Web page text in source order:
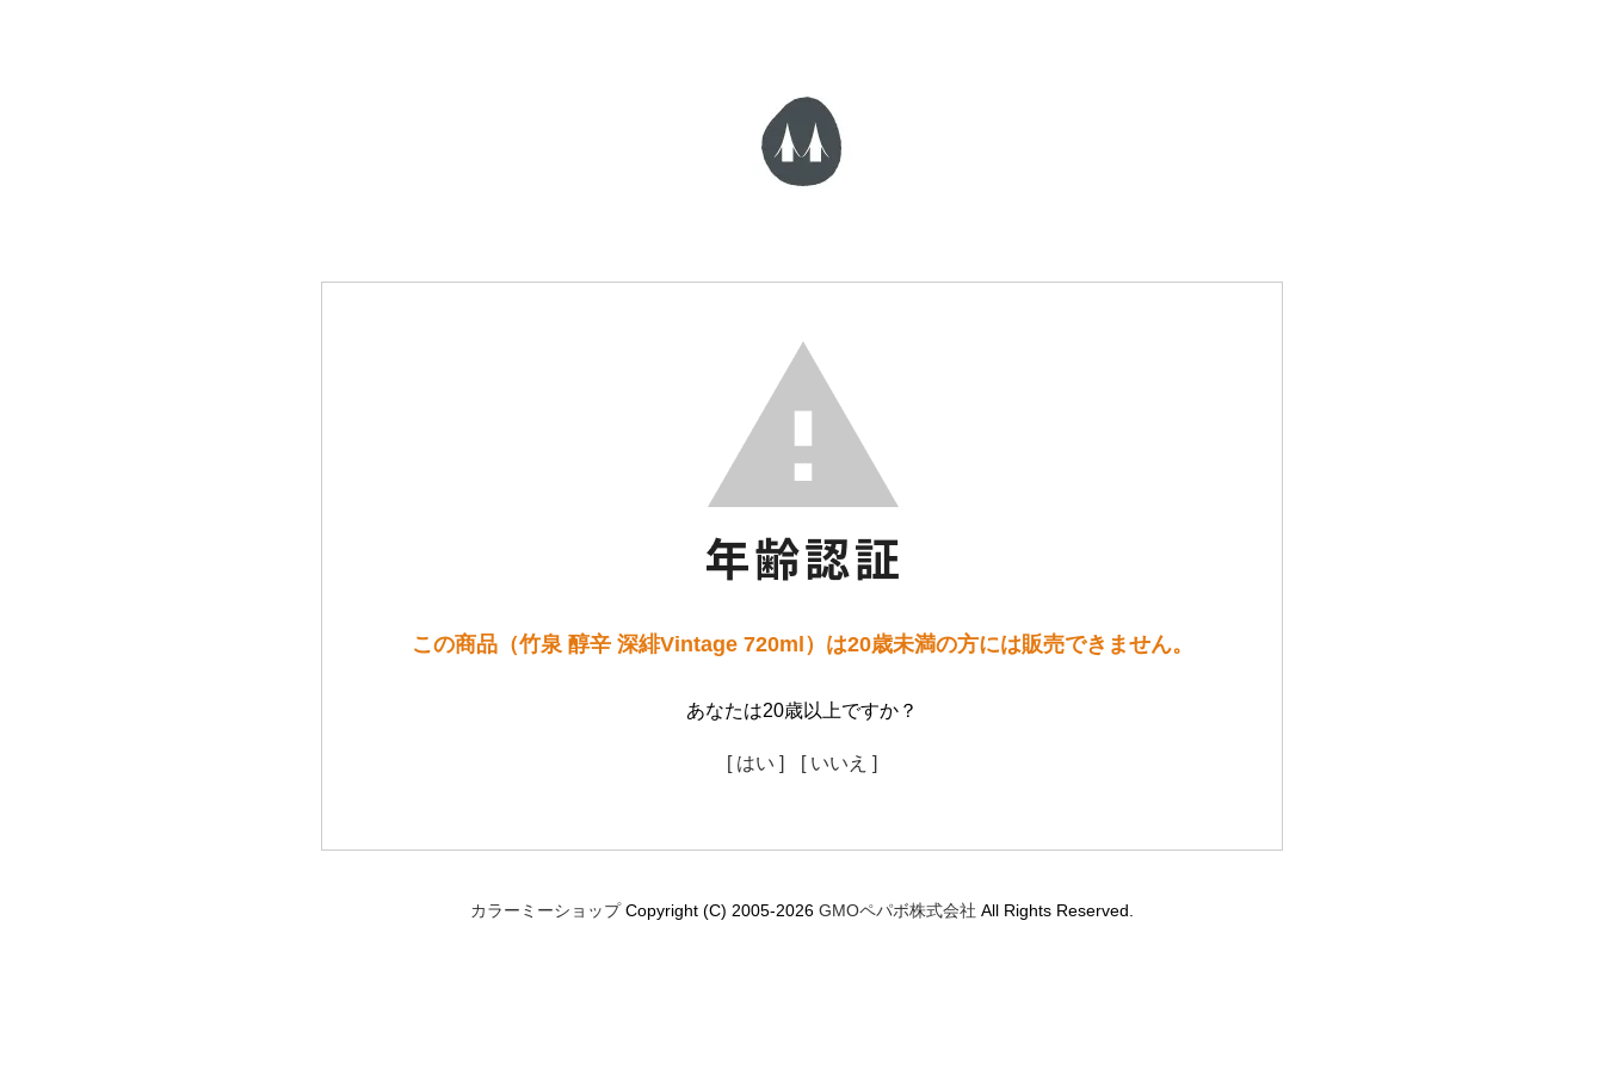
この商品（竹泉 醇辛 深緋Vintage 720ml）は20歳未満の方には販売できません。
あなたは20歳以上ですか？
[ はい ] [ いいえ ]
カラーミーショップCopyright (C) 2005-2026 GMOペパボ株式会社 All Rights Reserved.